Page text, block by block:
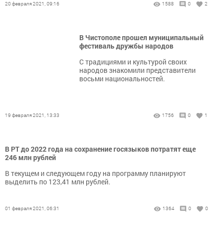
20 февраля 2021, 09:16 1588 0 2
В Чистополе прошел муниципальный
фестиваль дружбы народов
С традициями и культурой своих
народов знакомили представители
восьми национальностей.
19 февраля 2021, 13:33 1756 0 1
В РТ до 2022 года на сохранение госязыков потратят еще
246 млн рублей
В текущем и следующем году на программу планируют
выделить по 123,41 млн рублей.
01 февраля 2021, 06:31 1364 0 0